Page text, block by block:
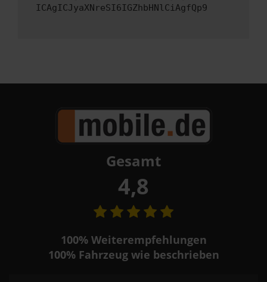
ICAgICJyaXNreSI6IGZhbHNlCiAgfQp9
Gesamt
4,8
100%Weiterempfehlungen
100%Fahrzeug wie beschrieben